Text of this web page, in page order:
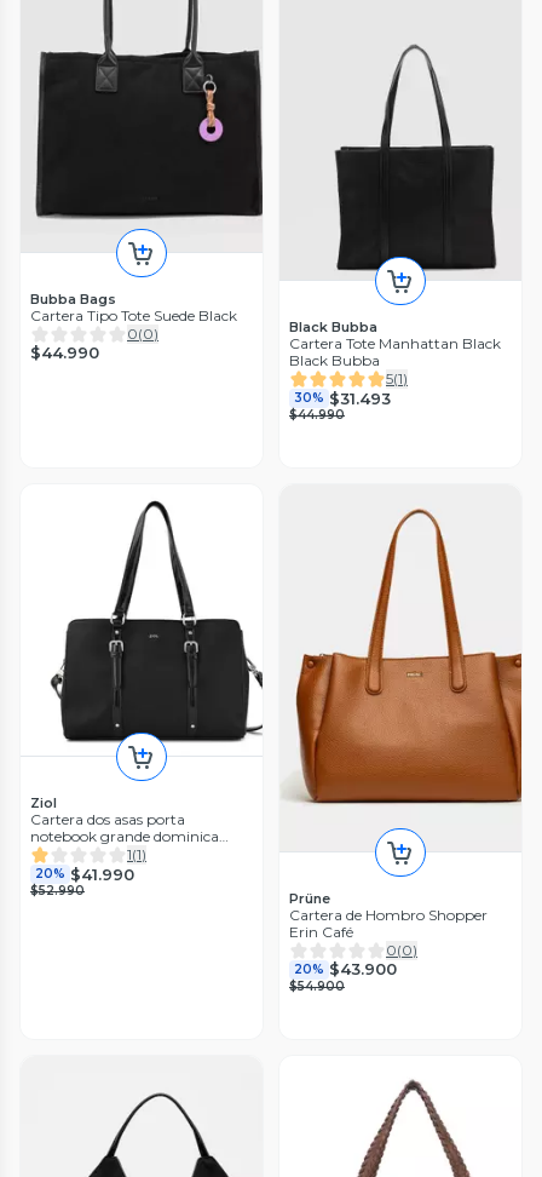
Bubba Bags
Cartera Tipo Tote Suede Black
0(0)
$44.990
Black Bubba
Cartera Tote Manhattan Black
Black Bubba
5(1)
30% $31.493
$44.990
Ziol
Cartera dos asas porta
notebook grande dominica
negro
1(1)
20% $41.990
$52.990 Prüne
Cartera de Hombro Shopper
Erin Café
0(0)
20% $43.900
$54.900